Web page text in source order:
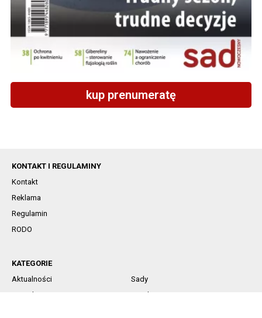
kup prenumeratę
KONTAKT I REGULAMINY
Kontakt
Reklama
Regulamin
RODO
KATEGORIE
Aktualności
Sady
Jagodowe
Rynek